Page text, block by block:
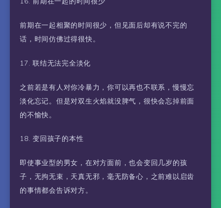
前期在一起相聚的时间很少，但见面后却有说不完的
话，时间仿佛过得很快。
17. 联结无法完全淡化
之前若是有人对你冷暴力，你可以再也不联系，慢慢忘
淡化忘记。但是对双生火焰就没脾气，很快会忘掉前面
的不愉快。
18. 变回孩子的本性
即使事业型的男女，在对方面前，也会变回几岁的孩
子，无拘无束，天真无邪，毫无防备心，之前难以启齿
的事情都会告诉对方。